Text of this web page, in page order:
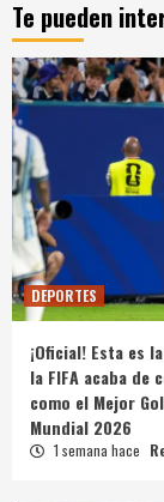
Te pueden
DEPORTES
¡Oficial! Esta es
la FIFA acaba de
como el Mejor
Mundial 2026
1 semana hace